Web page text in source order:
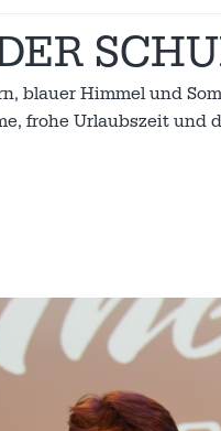
blauer Himmel und
frohe Urlaubszeit und